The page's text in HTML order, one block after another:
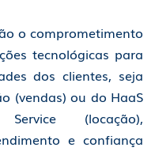
o comprometimento
tecnológicas para
dos clientes, seja
(vendas) ou do HaaS
(locação),
e confiança